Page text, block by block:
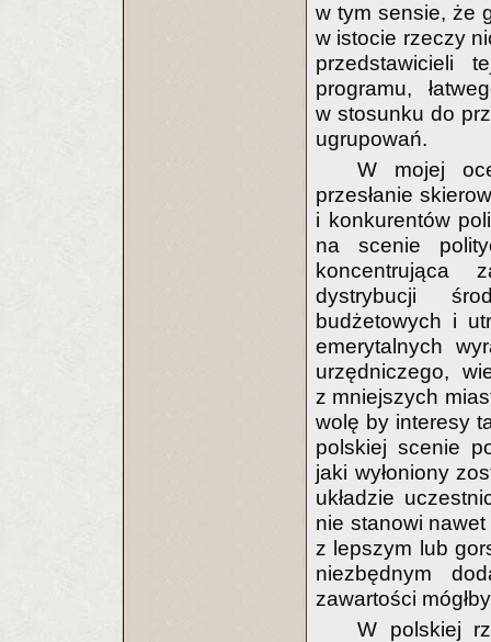
w tym sensie, że
w istocie rzeczy
przedstawicieli
programu,
w stosunku do
ugrupowań.
W mojej
przesłanie
i konkurentów
na scenie
koncentrująca
dystrybucji
budżetowych i
emerytalnych
urzędniczego,
z mniejszych
wolę by interesy
polskiej scenie
jaki wyłoniony
układzie
nie stanowi
z lepszym lub
niezbędnym
zawartości
W polskiej